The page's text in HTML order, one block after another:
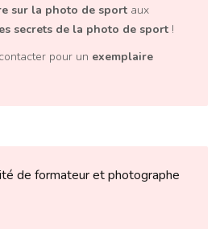
sur la photo de sport aux
secrets de la photo de sport !
pour un exemplaire
de formateur et photographe